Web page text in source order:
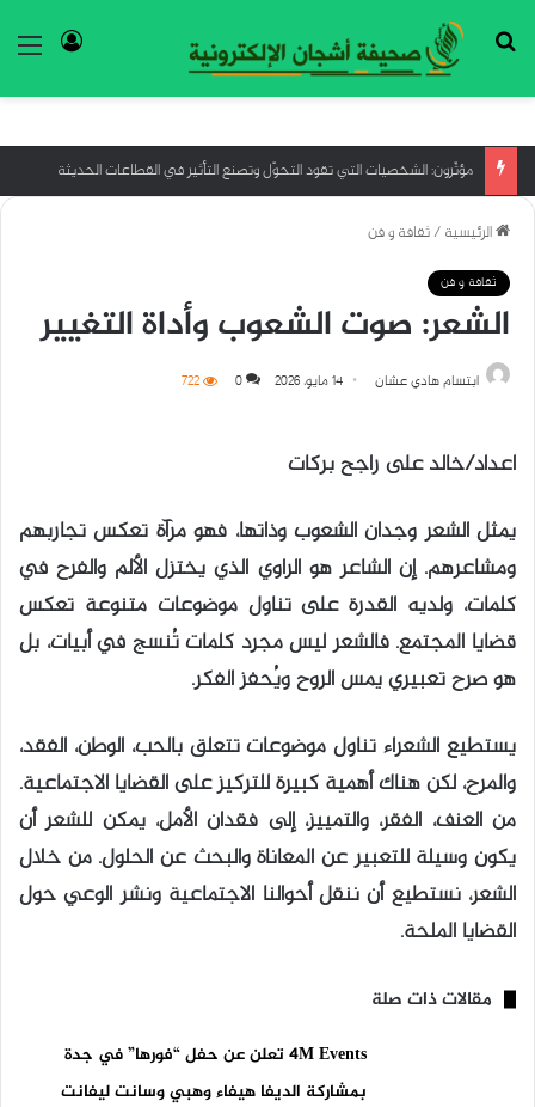
بحث عن
إعادة التفكير في العلاج النفسي: نحو نهج تكاملي أكثر فهمًا
الرئيسية/ثقافة و فن
ثقافة و فن
الشعر: صوت الشعوب وأداة التغيير
ابتسام هادي عشان 14 مايو، 2026 0
722
اعداد/خالد على راجح بركات
يمثل الشعر وجدان الشعوب وذاتها، فهو مرآة تعكس تجاربهم
ومشاعرهم. إن الشاعر هو الراوي الذي يختزل الألم والفرح في
كلمات، ولديه القدرة على تناول موضوعات متنوعة تعكس
قضايا المجتمع. فالشعر ليس مجرد كلمات تُنسج في أبيات، بل
هو صرح تعبيري يمس الروح ويُحفز الفكر.
يستطيع الشعراء تناول موضوعات تتعلق بالحب، الوطن، الفقد،
والمرح، لكن هناك أهمية كبيرة للتركيز على القضايا الاجتماعية.
من العنف، الفقر، والتمييز، إلى فقدان الأمل، يمكن للشعر أن
يكون وسيلة للتعبير عن المعاناة والبحث عن الحلول. من خلال
الشعر، نستطيع أن ننقل أحوالنا الاجتماعية ونشر الوعي حول
القضايا الملحة.
مقالات ذات صلة
4M Events تعلن عن حفل “فورها” في جدة
بمشاركة الديفا هيفاء وهبي وسانت ليفانت